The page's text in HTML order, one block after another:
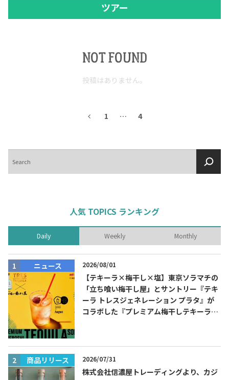
ツアー
NOT FOUND
投稿はありません。
1 … 4
索
人気 TOPICS ランキング
Daily Weekly Monthly
ニュース 2026/08/01
【テキーラ×梅干し×塩】東京ソラマチの
「立ち喰い梅干し屋」とサントリー『テキ
ーラ トレスジェネレーション プラタ』が
コラボした『プレミアム梅干しテキーラソ
商品リリース 2026/07/31
株式会社信濃屋トレーディングより、カジ